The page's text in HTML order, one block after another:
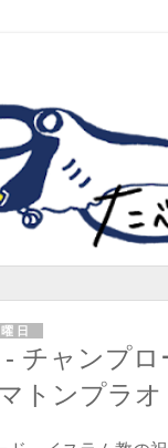
日
チャンプロ
トンプラオ